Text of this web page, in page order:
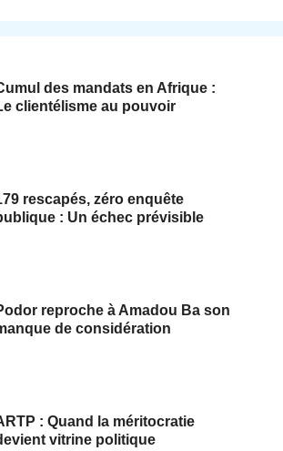
des mandats en Afrique :
clientélisme au pouvoir
rescapés, zéro enquête
: Un échec prévisible
reproche à Amadou Ba son
de considération
: Quand la méritocratie
vitrine politique